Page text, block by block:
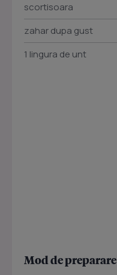
scortisoara
zahar dupa gust
1 lingura de unt
Mod de preparare